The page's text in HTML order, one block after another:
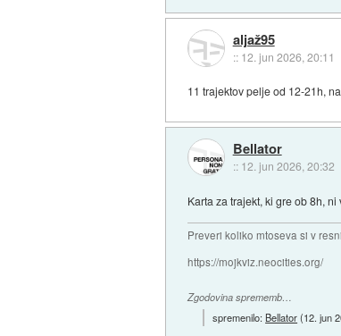
aljaž95
:: 12. jun 2026, 20:11
11 trajektov pelje od 12-21h,
Bellator
:: 12. jun 2026, 20:32
Karta za trajekt, ki gre ob 8h,
Preveri koliko mtoseva si v
https://mojkviz.neocities.org/
Zgodovina sprememb…
spremenilo:Bellator(12. jun